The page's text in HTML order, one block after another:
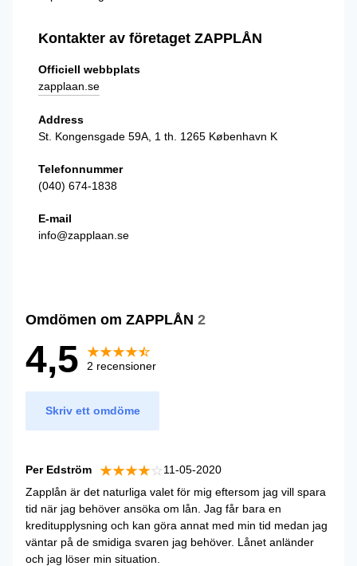
Kontakter av företaget ZAPPLÅN
Officiell webbplats
zapplaan.se
Address
St. Kongensgade 59A, 1 th. 1265 København K
Telefonnummer
(040) 674-1838
E-mail
info@zapplaan.se
Omdömen om ZAPPLÅN 2
4,5 2 recensioner
Skriv ett omdöme
Per Edström
11-05-2020
Zapplån är det naturliga valet för mig eftersom jag vill spara
tid när jag behöver ansöka om lån. Jag får bara en
kreditupplysning och kan göra annat med min tid medan jag
väntar på de smidiga svaren jag behöver. Lånet anländer
och jag löser min situation.